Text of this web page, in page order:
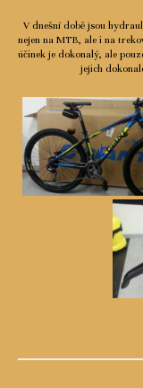
V dnešní době jsou
nejen na MTB, ale i na
účinek je dokonalý, ale
jejich